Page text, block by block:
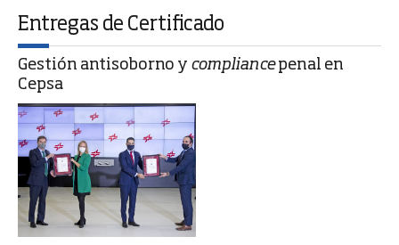
Entregas de Certificado
Gestión antisoborno y compliancepenal en
Cepsa